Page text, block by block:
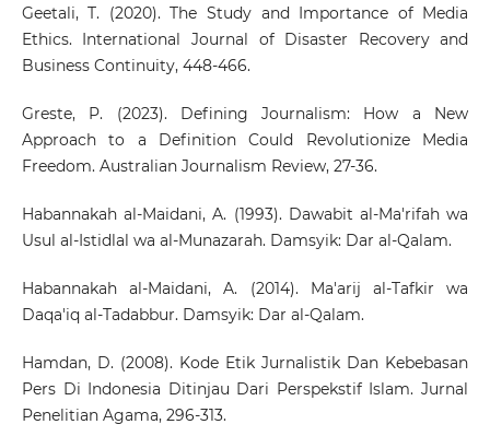
Geetali, T. (2020). The Study and Importance of Media
Ethics. International Journal of Disaster Recovery and
Business Continuity, 448-466.
Greste, P. (2023). Defining Journalism: How a New
Approach to a Definition Could Revolutionize Media
Freedom. Australian Journalism Review, 27-36.
Habannakah al-Maidani, A. (1993). Dawabit al-Ma'rifah wa
Usul al-Istidlal wa al-Munazarah. Damsyik: Dar al-Qalam.
Habannakah al-Maidani, A. (2014). Ma'arij al-Tafkir wa
Daqa'iq al-Tadabbur. Damsyik: Dar al-Qalam.
Hamdan, D. (2008). Kode Etik Jurnalistik Dan Kebebasan
Pers Di Indonesia Ditinjau Dari Perspekstif Islam. Jurnal
Penelitian Agama, 296-313.